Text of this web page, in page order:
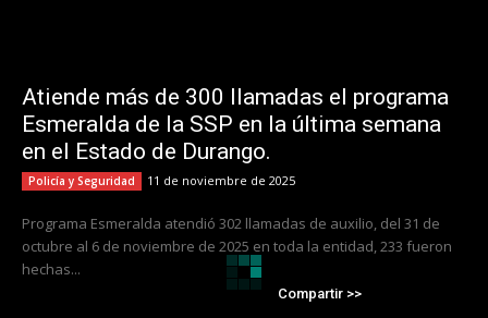
Atiende más de 300 llamadas el programa
Esmeralda de la SSP en la última semana
en el Estado de Durango.
Policía y Seguridad 11 de noviembre de 2025
Programa Esmeralda atendió 302 llamadas de auxilio, del 31 de
octubre al 6 de noviembre de 2025 en toda la entidad, 233 fueron
hechas...
Compartir >>